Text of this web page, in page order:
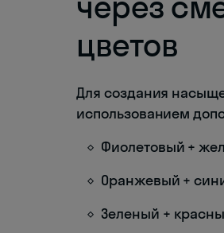
цветов
Для создания
использованием
Фиолетовый +
Оранжевый +
Зеленый +